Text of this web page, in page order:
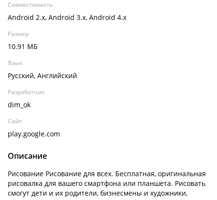
Совместимость
Android 2.x, Android 3.x, Android 4.x
Размер
10.91 МБ
Язык
Русский, Английский
Разработчик
dim_ok
Сайт
play.google.com
Описание
Рисование Рисование для всех. Бесплатная, оригинальная
рисовалка для вашего смартфона или планшета. Рисовать
смогут дети и их родители, бизнесмены и художники,